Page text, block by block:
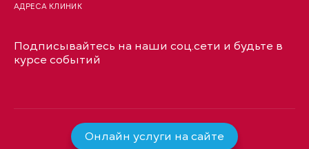
АДРЕСА КЛИНИК
Подписывайтесь на наши соц.сети и будьте в
курсе событий
Онлайн услуги на сайте